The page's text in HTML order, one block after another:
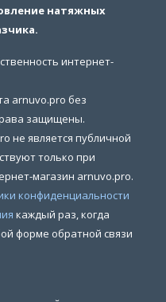
натяжных
интернет-
arnuvo.pro без
защищены.
не является публичной
только при
магазин arnuvo.pro.
конфиденциальности
каждый раз, когда
форме обратной связи